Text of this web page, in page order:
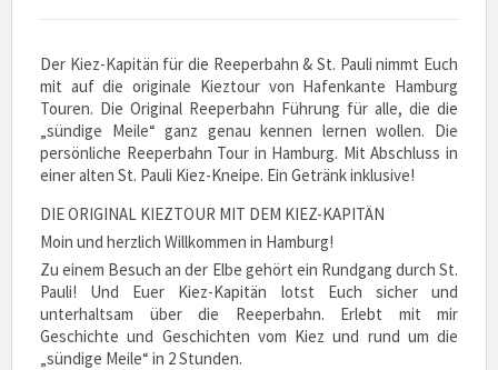
Der Kiez-Kapitän für die Reeperbahn & St. Pauli nimmt Euch
mit auf die originale Kieztour von Hafenkante Hamburg
Touren. Die Original Reeperbahn Führung für alle, die die
„sündige Meile“ ganz genau kennen lernen wollen. Die
persönliche Reeperbahn Tour in Hamburg. Mit Abschluss in
einer alten St. Pauli Kiez-Kneipe. Ein Getränk inklusive!
DIE ORIGINAL KIEZTOUR MIT DEM KIEZ-KAPITÄN
Moin und herzlich Willkommen in Hamburg!
Zu einem Besuch an der Elbe gehört ein Rundgang durch St.
Pauli! Und Euer Kiez-Kapitän lotst Euch sicher und
unterhaltsam über die Reeperbahn. Erlebt mit mir
Geschichte und Geschichten vom Kiez und rund um die
„sündige Meile“ in 2 Stunden.